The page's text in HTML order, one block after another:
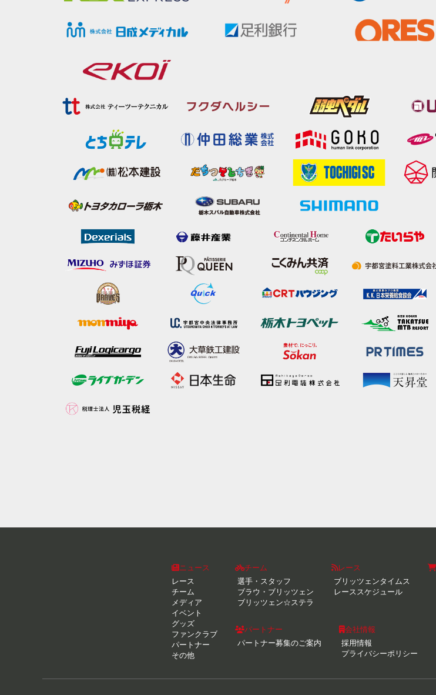
ニュース
レース
チーム
メディア
イベント
グッズ
ファンクラブ
パートナー
その他
チーム
選手・スタッフ
ブラウ・ブリッツェン
ブリッツェン☆ステラ
レース
ブリッツェンタイムス
レーススケジュール
パートナー
パートナー募集のご案内
会社情報
採用情報
プライバシーポリシー